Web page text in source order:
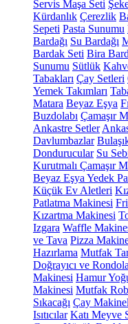
Servis Maşa Seti
Kürdanlık Çerezlik
Sepeti Pasta Sunumu
Bardağı Su Bardağı
Bardak Seti Bira
Sunumu Sütlük
Tabakları Çay Setleri
Yemek Takımları
Matara Beyaz Eşya
Buzdolabı Çamaşır
Ankastre Setler
Davlumbazlar
Dondurucular Su
Kurutmalı Çamaşır
Beyaz Eşya Yedek
Küçük Ev Aletleri
Patlatma Makinesi
Kızartma Makinesi
Izgara Waffle
ve Tava Pizza
Hazırlama Mutfak
Doğrayıcı ve
Makinesi Hamur
Makinesi Mutfak
Sıkacağı Çay
Isıtıcılar Katı Meyve